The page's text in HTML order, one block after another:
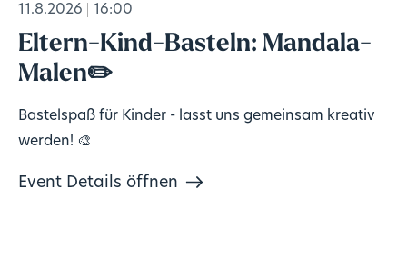
11.8.2026 16:00
Eltern-Kind-Basteln: Mandala-
Malen✏️
Bastelspaß für Kinder - lasst uns gemeinsam kreativ
werden! 🎨
Event Details öffnen